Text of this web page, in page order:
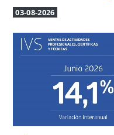
03-08-2026